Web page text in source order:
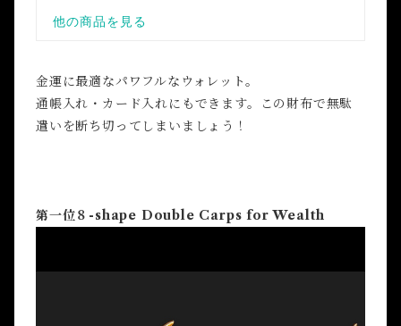
金運に最適なパワフルなウォレット。
通帳入れ・カード入れにもできます。この財布で無駄
遣いを断ち切ってしまいましょう！
第一位８-shape Double Carps for Wealth